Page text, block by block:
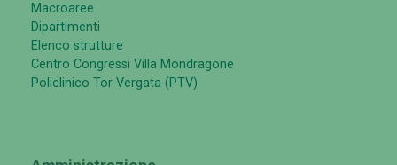
Macroaree
Dipartimenti
Elenco strutture
Centro Congressi Villa Mondragone
Policlinico Tor Vergata (PTV)